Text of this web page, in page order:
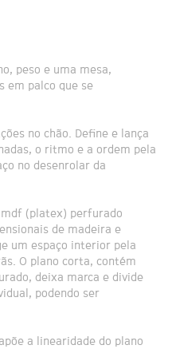
peso e uma mesa,
em palco que se
no chão. Define e lança
o ritmo e a ordem pela
no desenrolar da
mdf (platex) perfurado
de madeira e
um espaço interior pela
O plano corta, contém
deixa marca e divide
podendo ser
a linearidade do plano